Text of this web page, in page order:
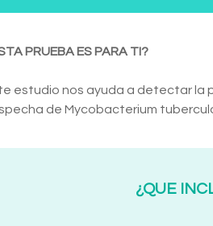
PRUEBA ES PARA TI?
estudio nos ayuda a detectar la
de Mycobacterium
¿QUE